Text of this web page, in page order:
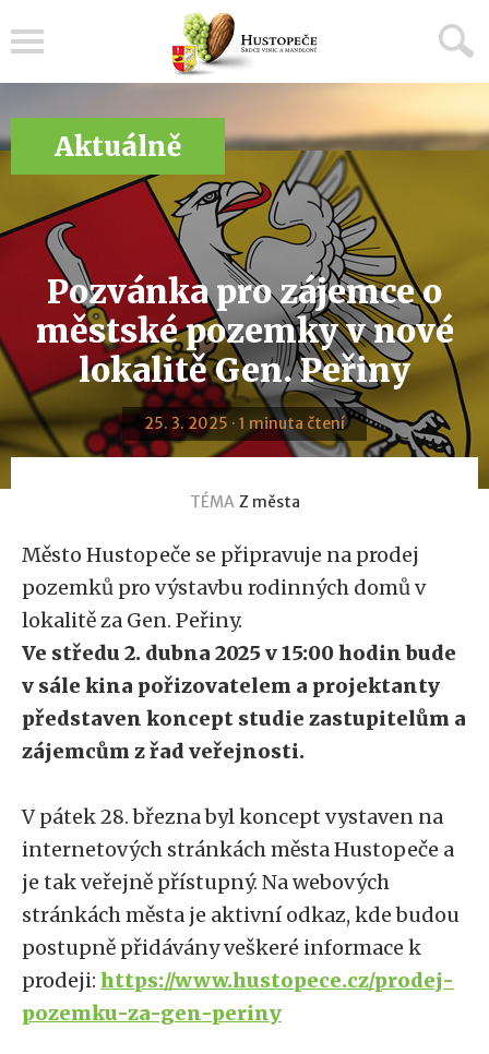
Aktuálně
Pozvánka pro zájemce o
městské pozemky v nové
lokalitě Gen. Peřiny
25. 3. 2025 · 1 minuta čtení
TÉMA Z města
Město Hustopeče se připravuje na prodej
pozemků pro výstavbu rodinných domů v
lokalitě za Gen. Peřiny.
Ve středu 2. dubna 2025 v 15:00 hodin bude
v sále kina pořizovatelem a projektanty
představen koncept studie zastupitelům a
zájemcům z řad veřejnosti.
V pátek 28. března byl koncept vystaven na
internetových stránkách města Hustopeče a
je tak veřejně přístupný. Na webových
stránkách města je aktivní odkaz, kde budou
postupně přidávány veškeré informace k
prodeji: https://www.hustopece.cz/prodej-
pozemku-za-gen-periny